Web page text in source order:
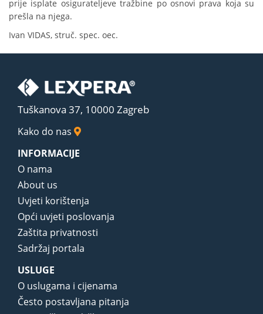
prije isplate osigurateljeve tražbine po osnovi prava koja su
prešla na njega.
Ivan VIDAS, struč. spec. oec.
Tuškanova 37, 10000 Zagreb
Kako do nas
INFORMACIJE
O nama
About us
Uvjeti korištenja
Opći uvjeti poslovanja
Zaštita privatnosti
Sadržaj portala
USLUGE
O uslugama i cijenama
Često postavljana pitanja